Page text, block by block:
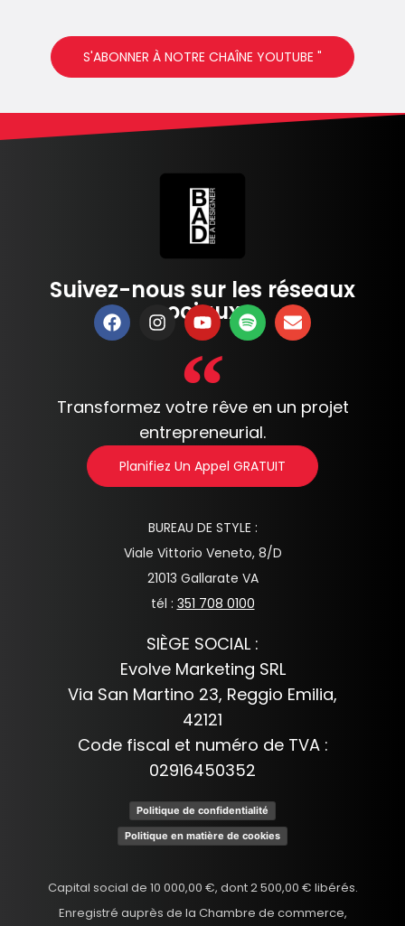
S'ABONNER À NOTRE CHAÎNE YOUTUBE "
Suivez-nous sur les réseaux
sociaux :
Transformez votre rêve en un projet
entrepreneurial.
Planifiez Un Appel GRATUIT
BUREAU DE STYLE :
Viale Vittorio Veneto, 8/D
21013 Gallarate VA
tél : 351 708 0100
SIÈGE SOCIAL :
Evolve Marketing SRL
Via San Martino 23, Reggio Emilia,
42121
Code fiscal et numéro de TVA :
02916450352
Politique de confidentialité
Politique en matière de cookies
Capital social de 10 000,00 €, dont 2 500,00 € libérés.
Enregistré auprès de la Chambre de commerce,